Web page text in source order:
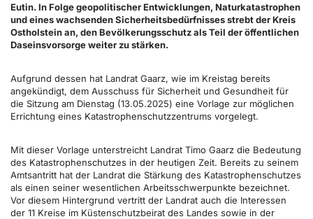
Eutin. In Folge geopolitischer Entwicklungen, Naturkatastrophen
und eines wachsenden Sicherheitsbedürfnisses strebt der Kreis
Ostholstein an, den Bevölkerungsschutz als Teil der öffentlichen
Daseinsvorsorge weiter zu stärken.
Aufgrund dessen hat Landrat Gaarz, wie im Kreistag bereits
angekündigt, dem Ausschuss für Sicherheit und Gesundheit für
die Sitzung am Dienstag (13.05.2025) eine Vorlage zur möglichen
Errichtung eines Katastrophenschutzzentrums vorgelegt.
Mit dieser Vorlage unterstreicht Landrat Timo Gaarz die Bedeutung
des Katastrophenschutzes in der heutigen Zeit. Bereits zu seinem
Amtsantritt hat der Landrat die Stärkung des Katastrophenschutzes
als einen seiner wesentlichen Arbeitsschwerpunkte bezeichnet.
Vor diesem Hintergrund vertritt der Landrat auch die Interessen
der 11 Kreise im Küstenschutzbeirat des Landes sowie in der